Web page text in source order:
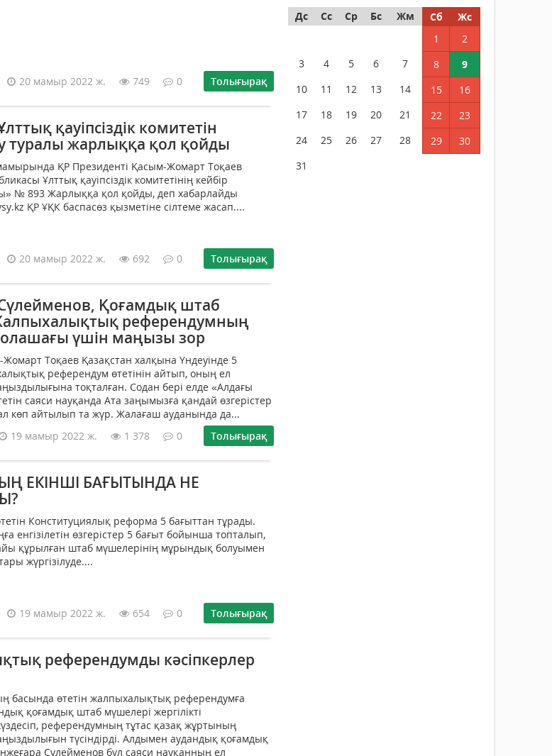
20 мамыр 2022 ж. 749 0 Толығырақ
қауіпсіздік комитетін
туралы жарлыққа қол қойды
ҚР Президенті Қасым-Жомарт Тоқаев
Ұлттық қауіпсіздік комитетінің кейбір
№ 893 Жарлыққа қол қойды, деп хабарлайды
ҚР ҰҚК баспасөз қызметіне сілтеме жасап....
20 мамыр 2022 ж. 692 0 Толығырақ
Қоғамдық штаб
референдумның
үшін маңызы зор
Тоқаев Қазақстан халқына Үндеуінде 5
референдум өтетінін айтып, оның ел
тоқталған. Содан бері елде «Алдағы
саяси науқанда Ата заңымызға қандай өзгерістер
көп айтылып та жүр. Жалағаш ауданында да...
19 мамыр 2022 ж. 1 378 0 Толығырақ
ЕКІНШІ БАҒЫТЫНДА НЕ
Конституциялық реформа 5 бағыттан тұрады.
енгізілетін өзгерістер 5 бағыт бойынша топталып,
құрылған штаб мүшелерінің мұрындық болуымен
жүргізілуде....
19 мамыр 2022 ж. 654 0 Толығырақ
референдумды кәсіпкерлер
басында өтетін жалпыхалықтық референдумға
қоғамдық штаб мүшелері жергілікті
референдумның тұтас қазақ жұртының
түсіндірді. Алдымен аудандық қоғамдық
Сүлейменов бұл саяси науқанның ел
Дс
Сс Ср Бс Жм Сб
Жс
1
2
3
4 5 6 7 8
9
10
11 12 13 14 15
16
17
18 19 20 21 22
23
24
25 26 27 28 29
30
31